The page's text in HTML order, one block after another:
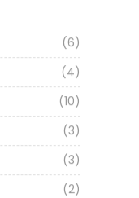
(6)
(4)
(10)
(3)
(3)
(2)